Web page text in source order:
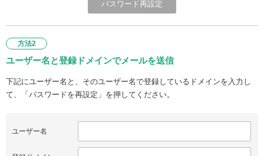
方法2
ユーザー名と登録ドメインでメールを送信
下記にユーザー名と、そのユーザー名で登録しているドメインを入力し
て、「パスワードを再設定」を押してください。
ユーザー名